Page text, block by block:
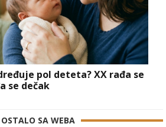
pol deteta? XX rađa se
se dečak
OSTALO SA WEBA